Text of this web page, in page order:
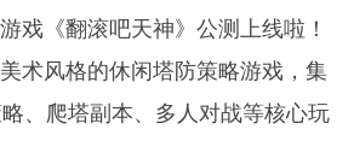
戏《翻滚吧天神》公测上线啦！
术风格的休闲塔防策略游戏，集
、爬塔副本、多人对战等核心玩